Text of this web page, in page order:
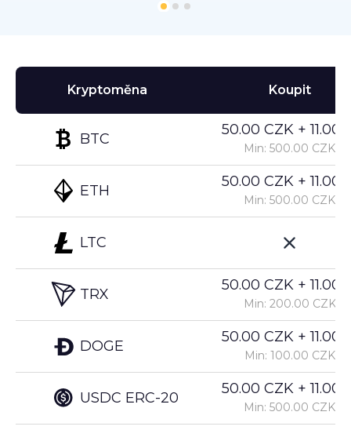
Kryptoměna
BTC
ETH
LTC
TRX
DOGE
USDC ERC-20
Koupit
50.00 CZK +
Min: 500.00 CZK
50.00 CZK +
Min: 500.00 CZK
50.00 CZK +
Min: 200.00 CZK
50.00 CZK +
Min: 100.00 CZK
50.00 CZK +
Min: 500.00 CZK